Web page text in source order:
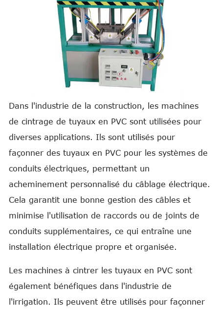
Dans l'industrie de la construction, les machines
de cintrage de tuyaux en PVC sont utilisées pour
diverses applications. Ils sont utilisés pour
façonner des tuyaux en PVC pour les systèmes de
conduits électriques, permettant un
acheminement personnalisé du câblage électrique.
Cela garantit une bonne gestion des câbles et
minimise l'utilisation de raccords ou de joints de
conduits supplémentaires, ce qui entraîne une
installation électrique propre et organisée.
Les machines à cintrer les tuyaux en PVC sont
également bénéfiques dans l'industrie de
l'irrigation. Ils peuvent être utilisés pour façonner